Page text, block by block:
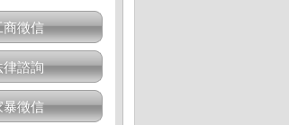
商徵信
律諮詢
暴徵信